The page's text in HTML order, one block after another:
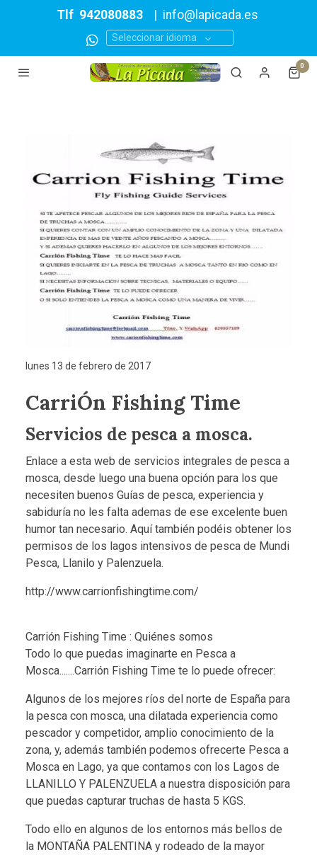
Tlf 942080883 info@lapicada.es
Seleccionar idioma
0
lunes 13 de febrero de 2017
CarriÓn Fishing Time
Servicios de pesca a mosca.
Enlace a esta web de servicios integrales de pesca a
mosca, desde luego una buena opción para los que
necesiten buenos Guías de pesca, experiencia y
sabiduría no les falta ademas de ese excelente buen
humor tan necesario. Aquí también podéis obtener los
permisos de los lagos intensivos de pesca de Mundi
Pesca, Llanilo y Palenzuela.
http://www.carrionfishingtime.com/
Carrión Fishing Time : Quiénes somos
Todo lo que puedas imaginarte en Pesca a
Mosca.......Carrión Fishing Time te lo puede ofrecer:
Algunos de los mejores ríos del norte de España para
la pesca con mosca, una dilatada experiencia como
pescador y competidor, amplio conocimiento de la
zona, y, además también podemos ofrecerte Pesca a
Mosca en Lago, ya que contamos con los Lagos de
LLANILLO Y PALENZUELA a nuestra disposición para
que puedas capturar truchas de hasta 5 KGS.
Todo ello en algunos de los entornos más bellos de
la MONTAÑA PALENTINA y rodeado de la mayor